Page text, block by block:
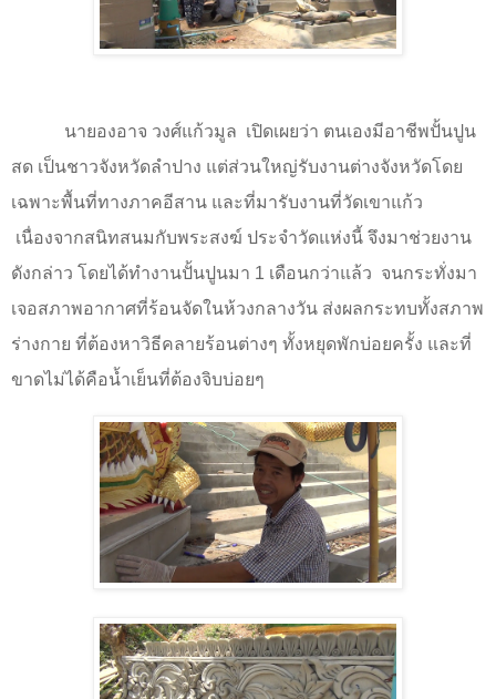
นายองอาจ วงศ์แก้วมูล เปิดเผยว่า ตนเองมีอาชีพปั้นปูน
สด เป็นชาวจังหวัดลำปาง แต่ส่วนใหญ่รับงานต่างจังหวัดโดย
เฉพาะพื้นที่ทางภาคอีสาน และที่มารับงานที่วัดเขาแก้ว
เนื่องจากสนิทสนมกับพระสงฆ์ ประจำวัดแห่งนี้ จึงมาช่วยงาน
ดังกล่าว โดยได้ทำงานปั้นปูนมา 1 เดือนกว่าแล้ว จนกระทั่งมา
เจอสภาพอากาศที่ร้อนจัดในห้วงกลางวัน ส่งผลกระทบทั้งสภาพ
ร่างกาย ที่ต้องหาวิธีคลายร้อนต่างๆ ทั้งหยุดพักบ่อยครั้ง และที่
ขาดไม่ได้คือน้ำเย็นที่ต้องจิบบ่อยๆ